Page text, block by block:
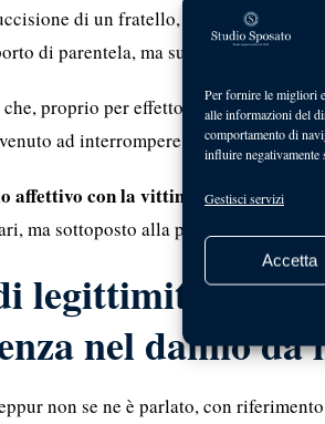
Per fornire le migliori
alle informazioni del
comportamento di
influire negativamente
Gestisci servizi
Accetta
di un fratello, ed in genere di
di parentela, ma su quello del
proprio per effetto dell’uccisione
ad interrompere.
affettivo con la vittima
del reato
ma sottoposto alla prova di legame
legittimità
nel danno da
non se ne è parlato, con